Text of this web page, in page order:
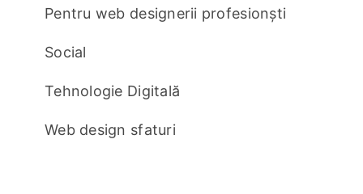
Pentru web designerii profesionști
Social
Tehnologie Digitală
Web design sfaturi